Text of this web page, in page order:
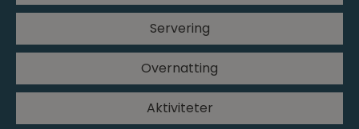
Servering
Overnatting
Aktiviteter